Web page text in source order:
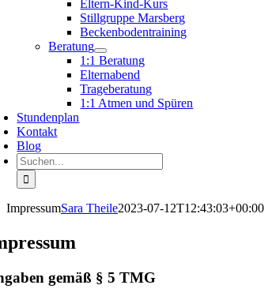
Eltern-Kind-Kurs
Stillgruppe Marsberg
Beckenbodentraining
Beratung
1:1 Beratung
Elternabend
Trageberatung
1:1 Atmen und Spüren
Stundenplan
Kontakt
Blog
Suche
nach:
ImpressumSara Theile2023-07-12T12:43:03+00:00
gemäß § 5 TMG